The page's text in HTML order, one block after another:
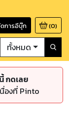
การอีบุ๊ก (0)
ทั้งหมด
กดเลย
องที่ Pinto